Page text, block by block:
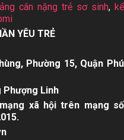
cân nặng trẻ sơ sinh,kể
YÊU TRẺ
Phường 15, Quận Phú
Phượng Linh
xã hội trên mạng số